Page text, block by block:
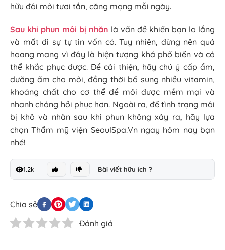
hữu đôi môi tươi tắn, căng mọng mỗi ngày.
Sau khi phun môi bị nhăn là vấn đề khiến bạn lo lắng
và mất đi sự tự tin vốn có. Tuy nhiên, đừng nên quá
hoang mang vì đây là hiện tượng khá phổ biến và có
thể khắc phục được. Để cải thiện, hãy chú ý cấp ẩm,
dưỡng ẩm cho môi, đồng thời bổ sung nhiều vitamin,
khoáng chất cho cơ thể để môi được mềm mại và
nhanh chóng hồi phục hơn. Ngoài ra, để tình trạng môi
bị khô và nhăn sau khi phun không xảy ra, hãy lựa
chọn Thẩm mỹ viện SeoulSpa.Vn ngay hôm nay bạn
nhé!
1.2k Bài viết hữu ích ?
Chia sẻ
Đánh giá